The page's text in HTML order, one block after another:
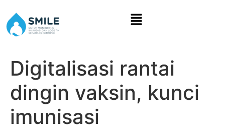
Digitalisasi rantai
dingin vaksin, kunci
imunisasi